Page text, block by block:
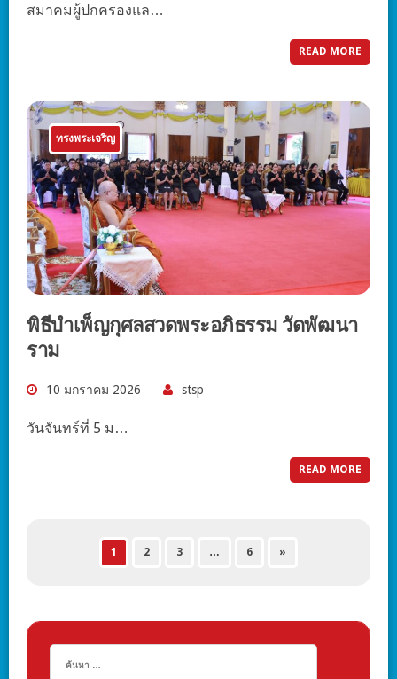
สมาคมผู้ปกครองแล…
READ MORE
ทรงพระเจริญ
พิธีบำเพ็ญกุศลสวดพระอภิธรรม วัดพัฒนา
ราม
10 มกราคม 2026 stsp
วันจันทร์ที่ 5 ม…
READ MORE
1 2 3 … 6 »